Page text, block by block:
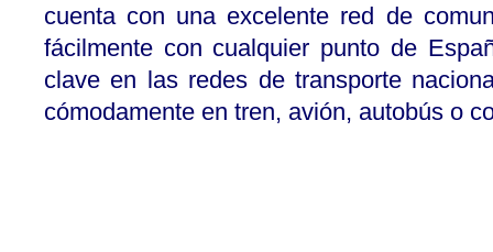
cuenta con una excelente red de
fácilmente con cualquier punto de
clave en las redes de transporte
cómodamente en tren, avión, autobús o